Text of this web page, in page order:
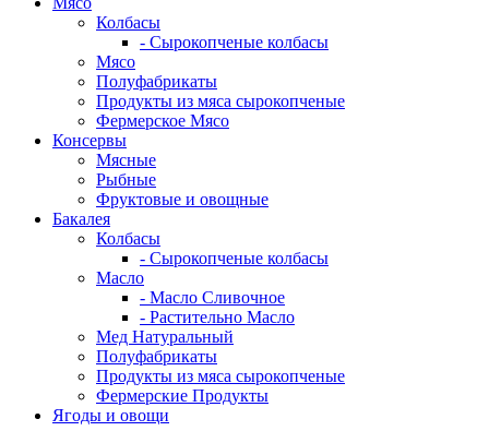
Колбасы
- Сырокопченые колбасы
Мясо
Полуфабрикаты
Продукты из мяса сырокопченые
Фермерское Мясо
Консервы
Мясные
Рыбные
Фруктовые и овощные
Бакалея
Колбасы
- Сырокопченые колбасы
Масло
- Масло Сливочное
- Растительно Масло
Мед Натуральный
Полуфабрикаты
Продукты из мяса сырокопченые
Фермерские Продукты
Ягоды и овощи